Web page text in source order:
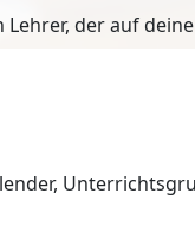
Lehrer, der auf